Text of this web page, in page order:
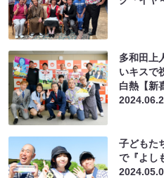
多和田上
いキスで
白熱【新
子どもた
で『よし